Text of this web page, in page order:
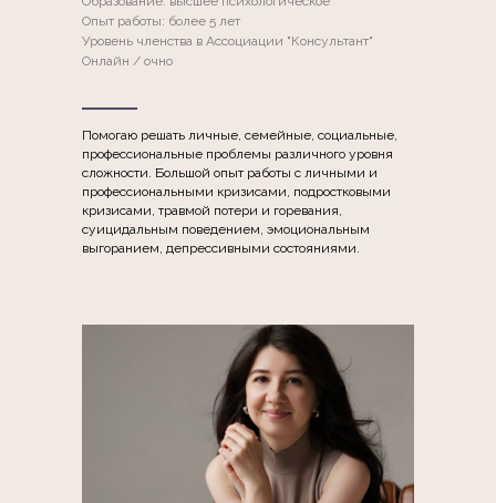
Опыт работы: более 5 лет
Уровень членства в Ассоциации "Консультант"
Онлайн / очно
Помогаю решать личные, семейные, социальные,
профессиональные проблемы различного уровня
сложности. Большой опыт работы с личными и
профессиональными кризисами, подростковыми
кризисами, травмой потери и горевания,
суицидальным поведением, эмоциональным
выгоранием, депрессивными состояниями.